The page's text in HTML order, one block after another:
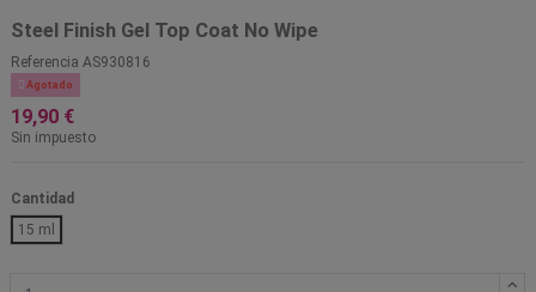
Steel Finish Gel Top Coat No Wipe
Referencia AS930816
 Agotado
19,90 €
Sin impuesto
Cantidad
15 ml